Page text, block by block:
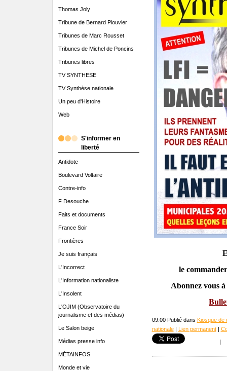
Thomas Joly
Tribune de Bernard Plouvier
Tribunes de Marc Rousset
Tribunes de Michel de Poncins
Tribunes libres
TV SYNTHESE
TV Synthèse nationale
Un peu d'Histoire
Web
S'informer en
liberté
Antidote
Boulevard Voltaire
Contre-info
F Desouche
Faits et documents
France Soir
Frontières
Je suis français
L'Incorrect
L'Information nationaliste
L'Insolent
L'OJIM (Observatoire du
journalisme et des médias)
Le Salon beige
Médias presse info
MÉTAINFOS
Monde et vie
le
Abonnez vous
09:00 Publié dans Kiosque de
nationale| Lien permanent|